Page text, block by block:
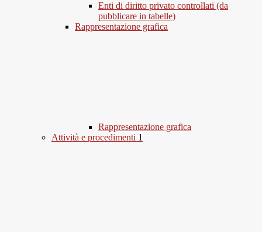
Enti di diritto privato controllati (da
pubblicare in tabelle)
Rappresentazione grafica
Rappresentazione grafica
Attività e procedimenti 1